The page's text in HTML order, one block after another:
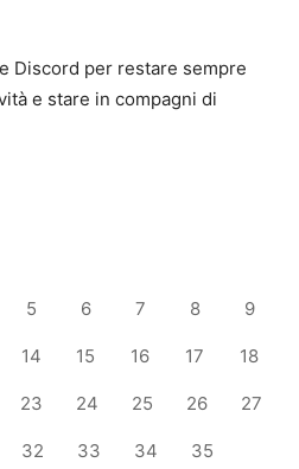
Discord per restare sempre
e stare in compagni di
5 6 7 8 9
14 15 16 17 18
23 24 25 26 27
32 33 34 35